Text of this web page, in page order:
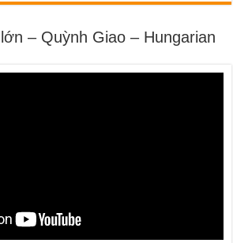
– Quỳnh Giao – Hungarian